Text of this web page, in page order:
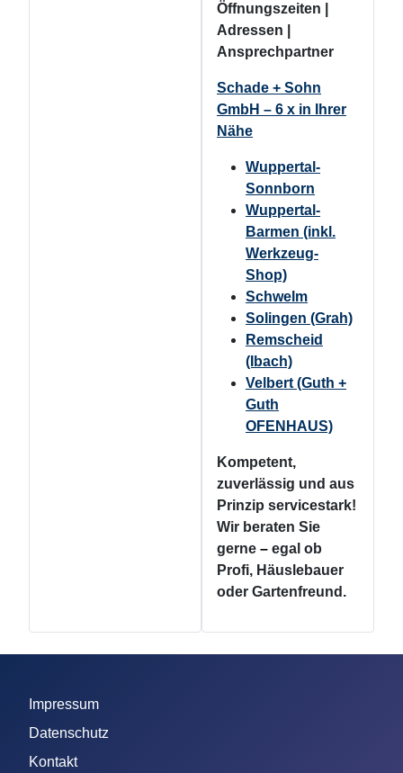
Öffnungszeiten |
Adressen |
Ansprechpartner
Schade + Sohn
GmbH – 6 x in Ihrer
Nähe
Wuppertal-
Sonnborn
Wuppertal-
Barmen (inkl.
Werkzeug-
Shop)
Schwelm
Solingen (Grah)
Remscheid
(Ibach)
Velbert (Guth +
Guth
OFENHAUS)
Kompetent,
zuverlässig und aus
Prinzip servicestark!
Wir beraten Sie
gerne – egal ob
Profi, Häuslebauer
oder Gartenfreund.
Impressum
Datenschutz
Kontakt